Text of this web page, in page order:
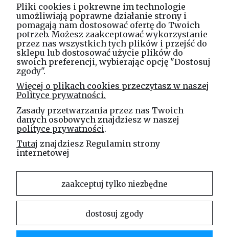
Masz pytania? Zadzwoń!
tel. kom. 730 994 188
Spółka Jawna
ul. Technologiczna 44
35-213 Rzeszów
e-mail
sklep@elinea.com.pl
Właścicielem niniejszej witryny internetowej jest firma Linea Jakubczyk – Kłeczek Spółka
Jawna. Zabrania się kopiowania i rozpowszechniania treści zamieszczonych na stronie bez
Pliki cookies i pokrewne im technologie
umożliwiają poprawne działanie strony i
pomagają nam dostosować ofertę do Twoich
potrzeb. Możesz zaakceptować wykorzystanie
przez nas wszystkich tych plików i przejść do
sklepu lub dostosować użycie plików do
swoich preferencji, wybierając opcję "Dostosuj
zgody".
Więcej o plikach cookies przeczytasz w naszej
Polityce prywatności.
Zasady przetwarzania przez nas Twoich
danych osobowych znajdziesz w naszej
polityce prywatności.
Tutaj znajdziesz Regulamin strony
internetowej
zaakceptuj tylko niezbędne
dostosuj zgody